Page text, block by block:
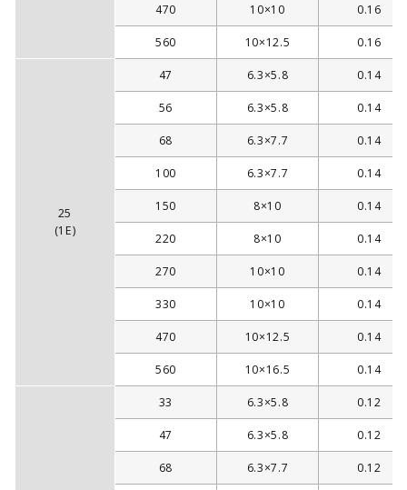
470 10×10 0.16
560 10×12.5 0.16
25
(1E)
47 6.3×5.8 0.14
56 6.3×5.8 0.14
68 6.3×7.7 0.14
100 6.3×7.7 0.14
150 8×10 0.14
220 8×10 0.14
270 10×10 0.14
330 10×10 0.14
470 10×12.5 0.14
560 10×16.5 0.14
33 6.3×5.8 0.12
47 6.3×5.8 0.12
68 6.3×7.7 0.12